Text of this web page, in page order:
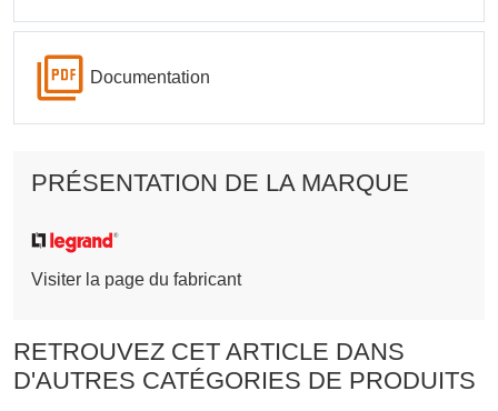
Documentation
PRÉSENTATION DE LA MARQUE
Visiter la page du fabricant
RETROUVEZ CET ARTICLE DANS
D'AUTRES CATÉGORIES DE PRODUITS